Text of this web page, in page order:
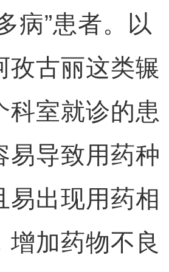
病”患者。以
孜古丽这类辗
科室就诊的患
易导致用药种
易出现用药相
增加药物不良